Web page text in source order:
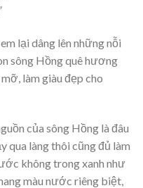
lại dâng lên những nỗi
sông Hồng quê hương
làm giàu đẹp cho
của sông Hồng là đâu
qua làng thôi cũng đủ làm
không trong xanh như
màu nước riêng biệt,